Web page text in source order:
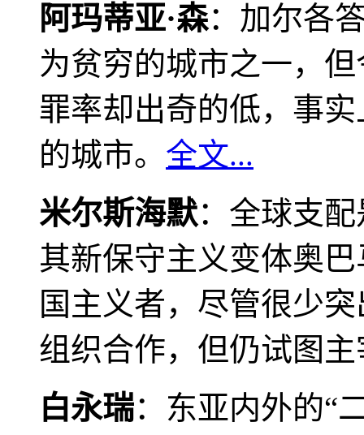
阿玛蒂亚·森：加尔各
为贫穷的城市之一，
罪率却出奇的低，事
的城市。 全文...
米尔斯海默：全球支
其新保守主义变体奥
国主义者，尽管很少
组织合作，但仍试图
白永瑞：东亚内外的“